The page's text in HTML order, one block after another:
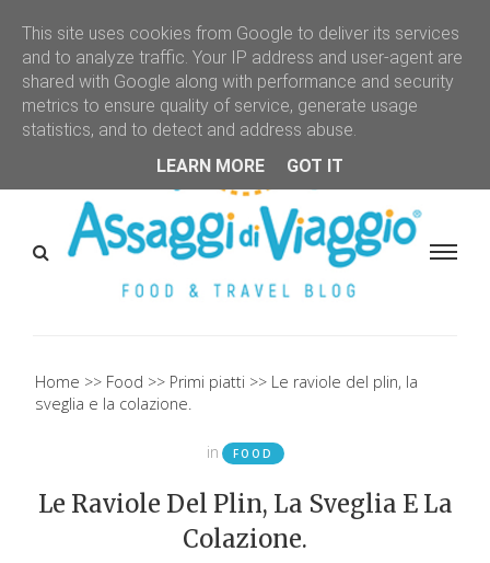
Home Food Primi piatti
Le raviole del plin, la
sveglia e la colazione.
in FOOD
Le Raviole Del Plin, La Sveglia E La
Colazione.
This site uses cookies from Google to deliver its services
and to analyze traffic. Your IP address and user-agent are
shared with Google along with performance and security
metrics to ensure quality of service, generate usage
statistics, and to detect and address abuse.
LEARN MORE
GOT IT